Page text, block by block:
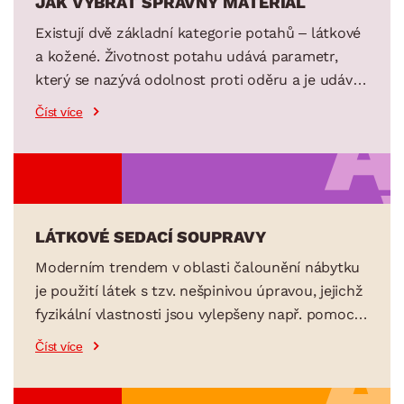
Existují dvě základní kategorie potahů – látkové
a kožené. Životnost potahu udává parametr,
který se nazývá odolnost proti oděru a je udáván
v otáčkách. Tato hodnota ukazuje stupeň
Otáčky v tomto případě znamenají počty otěrů
lépe.
Číst více
LÁTKOVÉ SEDACÍ SOUPRAVY
Moderním trendem v oblasti čalounění nábytku
je použití látek s tzv. nešpinivou úpravou, jejichž
fyzikální vlastnosti jsou vylepšeny např. pomocí
teflonu, který způsobuje vodoodpudivost.
tekutin do potahové látky, neboť v případě polití
Číst více